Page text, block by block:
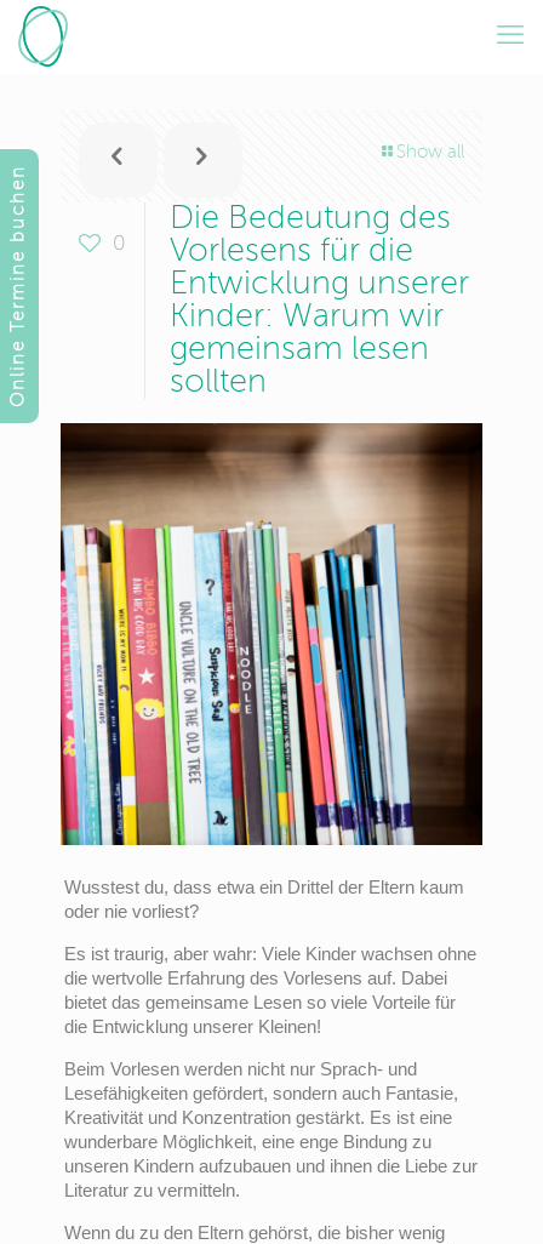
Show all
0
Die Bedeutung des
Vorlesens für die
Entwicklung unserer
Kinder: Warum wir
gemeinsam lesen
sollten
Wusstest du, dass etwa ein Drittel der Eltern kaum
oder nie vorliest?
Es ist traurig, aber wahr: Viele Kinder wachsen ohne
die wertvolle Erfahrung des Vorlesens auf. Dabei
bietet das gemeinsame Lesen so viele Vorteile für
die Entwicklung unserer Kleinen!
Beim Vorlesen werden nicht nur Sprach- und
Lesefähigkeiten gefördert, sondern auch Fantasie,
Kreativität und Konzentration gestärkt. Es ist eine
wunderbare Möglichkeit, eine enge Bindung zu
unseren Kindern aufzubauen und ihnen die Liebe zur
Literatur zu vermitteln.
Wenn du zu den Eltern gehörst, die bisher wenig
Online Termine buchen